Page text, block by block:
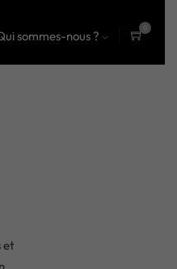
sommes-nous ?
0
et